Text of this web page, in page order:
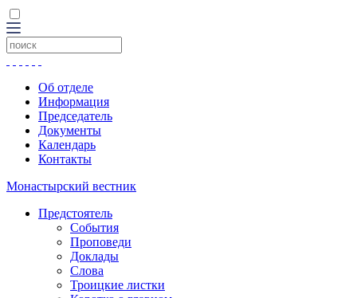
Об отделе
Информация
Председатель
Документы
Календарь
Контакты
Монастырский вестник
Предстоятель
События
Проповеди
Доклады
Слова
Троицкие листки